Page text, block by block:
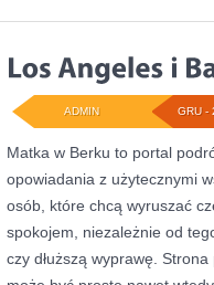
GRU -
ADMIN
Matka w Berku to portal
opowiadania z użytecznymi
osób, które chcą wyruszać
spokojem, niezależnie od
czy dłuższą wyprawę.